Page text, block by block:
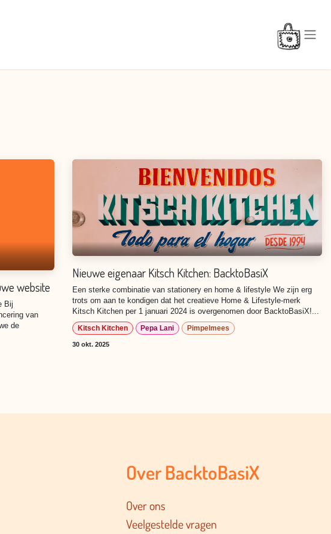
website
Bij
van
de
Nieuwe eigenaar Kitsch Kitchen: BacktoBasiX
Een sterke combinatie van stationery en home & lifestyle We zijn erg
trots om aan te kondigen dat het creatieve Home & Lifestyle-merk
Kitsch Kitchen per 1 januari 2024 is overgenomen door BacktoBasiX!...
Kitsch Kitchen Pepa Lani Pimpelmees
30 okt. 2025
Over BacktoBasiX
Over ons
Veelgestelde vragen